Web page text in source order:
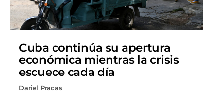
Cuba continúa su apertura
económica mientras la crisis
escuece cada día
Dariel Pradas